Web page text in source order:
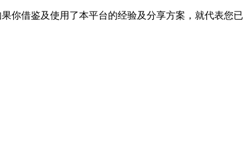
你借鉴及使用了本平台的经验及分享方案，就代表您已